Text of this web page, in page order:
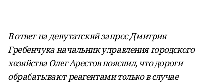
В ответ на депутатский запрос Дмитрия
Гребенчука начальник управления городского
хозяйства Олег Арестов пояснил, что дороги
обрабатывают реагентами только в случае